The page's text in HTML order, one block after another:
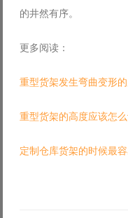
的井然有序。
更多阅读：
重型货架发生弯曲变形
重型货架的高度应该怎
定制仓库货架的时候最